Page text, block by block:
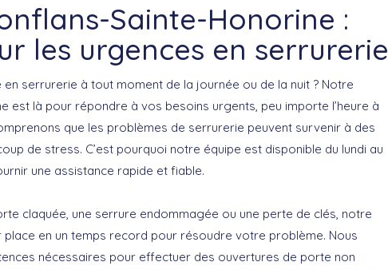
Sainte-Honorine :
les urgences en serrurerie
en serrurerie à tout moment de la journée ou de la nuit ? Notre
est là pour répondre à vos besoins urgents, peu importe l’heure à
que les problèmes de serrurerie peuvent survenir à des
de stress. C’est pourquoi notre équipe est disponible du lundi au
une assistance rapide et fiable.
claquée, une serrure endommagée ou une perte de clés, notre
en un temps record pour résoudre votre problème. Nous
nécessaires pour effectuer des ouvertures de porte non